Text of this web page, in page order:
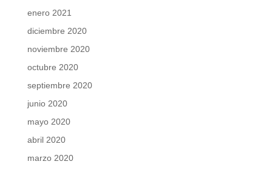
enero 2021
diciembre 2020
noviembre 2020
octubre 2020
septiembre 2020
junio 2020
mayo 2020
abril 2020
marzo 2020